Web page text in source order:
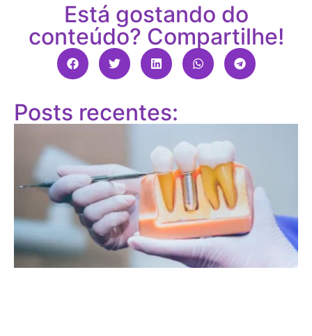
Está gostando do
conteúdo? Compartilhe!
Posts recentes: